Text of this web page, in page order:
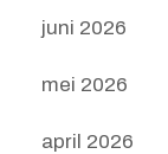
juni 2026
mei 2026
april 2026